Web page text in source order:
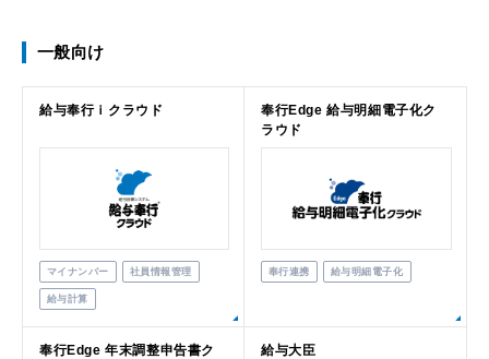
一般向け
給与奉行ｉクラウド
マイナンバー 社員情報管理
給与計算
奉行Edge 給与明細電子化ク
ラウド
奉行連携 給与明細電子化
奉行Edge 年末調整申告書ク
給与大臣